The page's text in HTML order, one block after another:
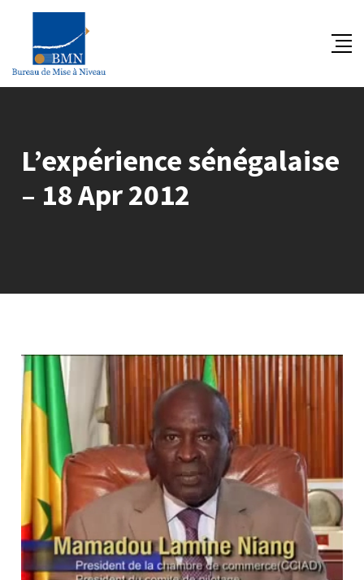
content
L’expérience sénégalaise
– 18 Apr 2012